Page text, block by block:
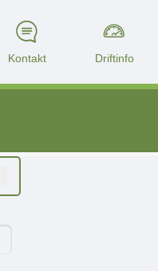
Kontakt Driftinfo